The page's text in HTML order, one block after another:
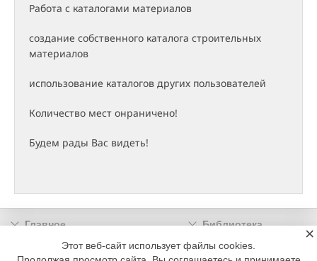
Работа с каталогами материалов
создание собственного каталога строительных
материалов
использование каталогов других пользователей
Количество мест онраничено!
Будем рады Вас видеть!
Главное
Библиотека
Подписка
Реклама
Этот веб-сайт использует файлы cookies.
×